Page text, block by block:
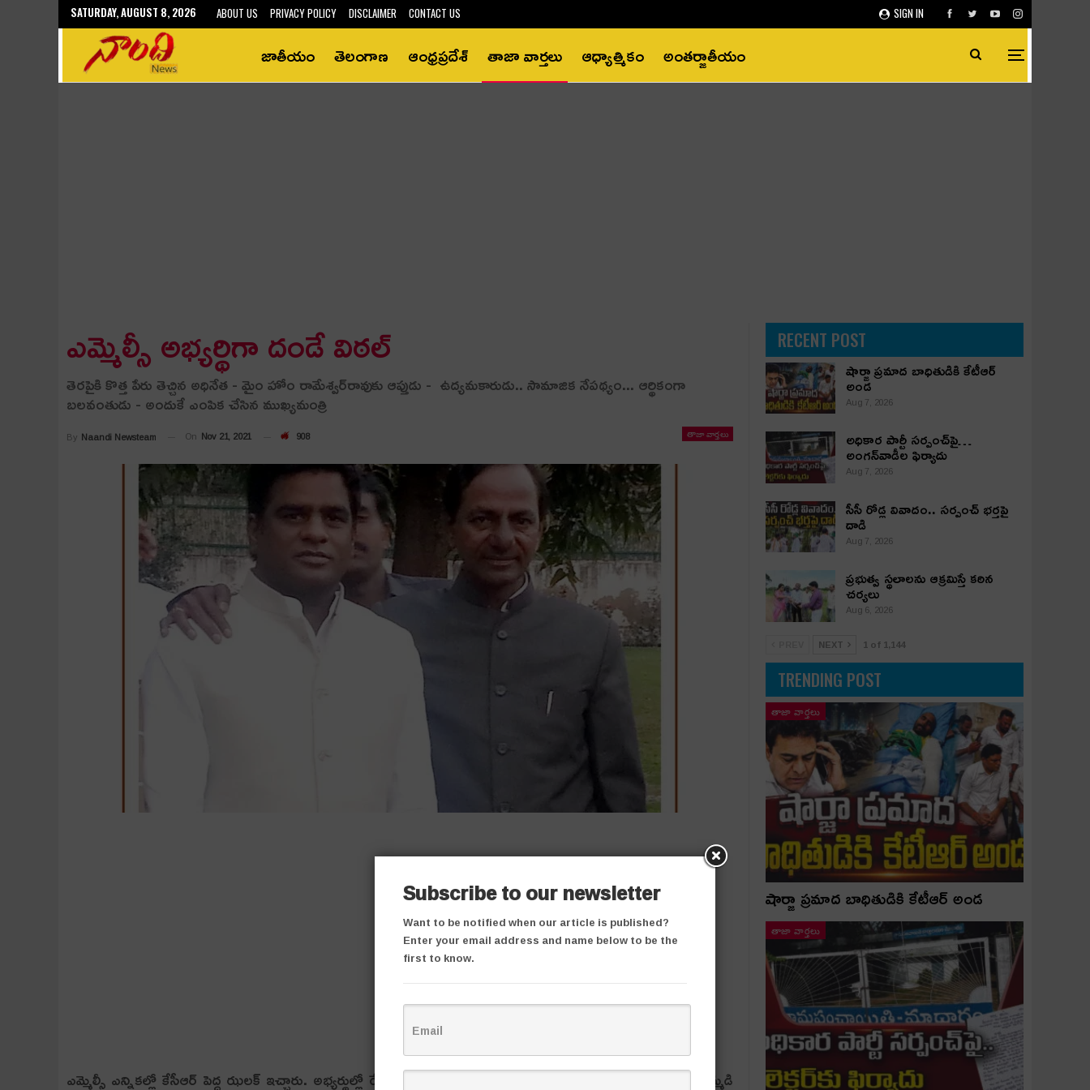
SIGN IN
SATURDAY, AUGUST 8, 2026 ABOUT US PRIVACY POLICY DISCLAIMER CONTACT US
జాతీయం తెలంగాణ ఆంధ్రప్రదేశ్‌ తాజా వార్తలు ఆధ్యాత్మికం అంతర్జాతీయం
ఎమ్మెల్సీ అభ్య‌ర్థిగా దండే విఠ‌ల్‌
తెర‌పైకి కొత్త పేరు తెచ్చిన అధినేత‌ - మైం హోం రామేశ్వ‌ర్‌రావుకు ఆప్తుడు - ఉద్య‌మ‌కారుడు.. సామాజిక నేప‌థ్యం... ఆర్థికంగా
బ‌ల‌వంతుడు - అందుకే ఎంపిక చేసిన ముఖ్య‌మంత్రి
తాజా వార్తలు
By Naandi Newsteam On Nov 21, 2021 908
ఎమ్మెల్సీ ఎన్నిక‌ల్లో కేసీఆర్ పెద్ద ఝ‌ల‌క్ ఇచ్చారు. అభ్య‌ర్థుల్లో రేసులో ఉన్నార‌ని భావిస్తున్న వారిలో ఎవ‌రికీ టిక్కెట్టు ద‌క్క‌లేదు. ఉమ్మ‌డి
RECENT POST
షార్జా ప్రమాద బాధితుడికి కేటీఆర్
అండ
Aug 7, 2026
అధికార పార్టీ స‌ర్పంచ్‌పై…
అంగ‌న్‌వాడీల ఫిర్యాదు
Aug 7, 2026
సీసీ రోడ్ల వివాదం.. స‌ర్పంచ్ భ‌ర్త‌పై
దాడి
Aug 7, 2026
ప్రభుత్వ స్థలాలను ఆక్రమిస్తే కఠిన
చర్యలు
Aug 6, 2026
NEXT 1 of 1,144
TRENDING POST
తాజా వార్తలు
షార్జా ప్రమాద బాధితుడికి కేటీఆర్ అండ
తాజా వార్తలు
Subscribe to our newsletter
Want to be notified when our article is published?
Enter your email address and name below to be the
first to know.